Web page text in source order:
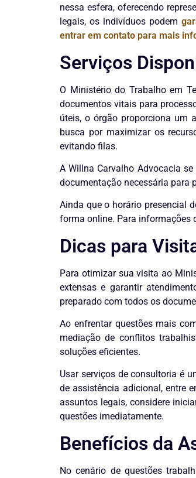
nessa esfera, oferecendo
legais, os indivíduos podem
entrar em contato para mais
Serviços
O Ministério do Trabalho em
documentos vitais para
úteis, o órgão proporciona um
busca por maximizar os
evitando filas.
A Willna Carvalho Advocacia
documentação necessária para
Ainda que o horário presencial
forma online. Para informações
Dicas para
Para otimizar sua visita ao
extensas e garantir
preparado com todos os
Ao enfrentar questões mais
mediação de conflitos
soluções eficientes.
Usar serviços de consultoria é
de assistência adicional, entre
assuntos legais, considere
questões imediatamente.
Benefícios da
No cenário de questões